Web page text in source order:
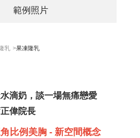
範例照片
乳 >果凍隆乳
滴奶，談一場無痛戀愛
偉院長
比例美胸 - 新空間概念​